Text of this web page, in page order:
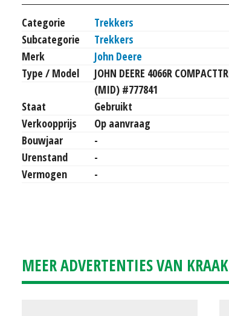
Categorie
Trekkers
Subcategorie
Trekkers
Merk
John Deere
Type / Model
JOHN DEERE 4066R
(MID) #777841
Staat
Gebruikt
Verkoopprijs
Op aanvraag
Bouwjaar
-
Urenstand
-
Vermogen
-
MEER ADVERTENTIES VAN